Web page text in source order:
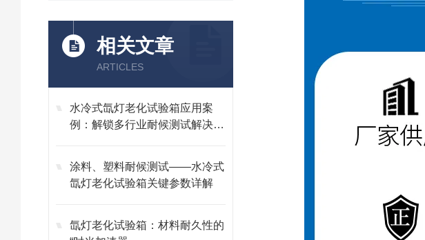
相关文章
ARTICLES
水冷式氙灯老化试验箱应用案
例：解锁多行业耐候测试解决方
涂料、塑料耐候测试——水冷式
氙灯老化试验箱关键参数详解
氙灯老化试验箱：材料耐久性的